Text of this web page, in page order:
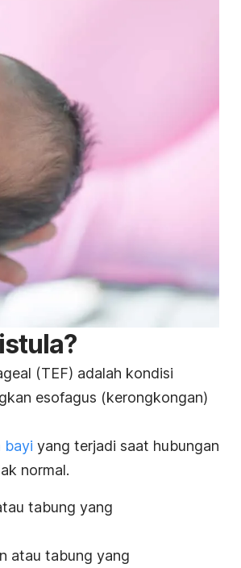
(TEF) adalah kondisi
esofagus (kerongkongan)
bayi yang terjadi saat hubungan
normal.
tabung yang
atau tabung yang